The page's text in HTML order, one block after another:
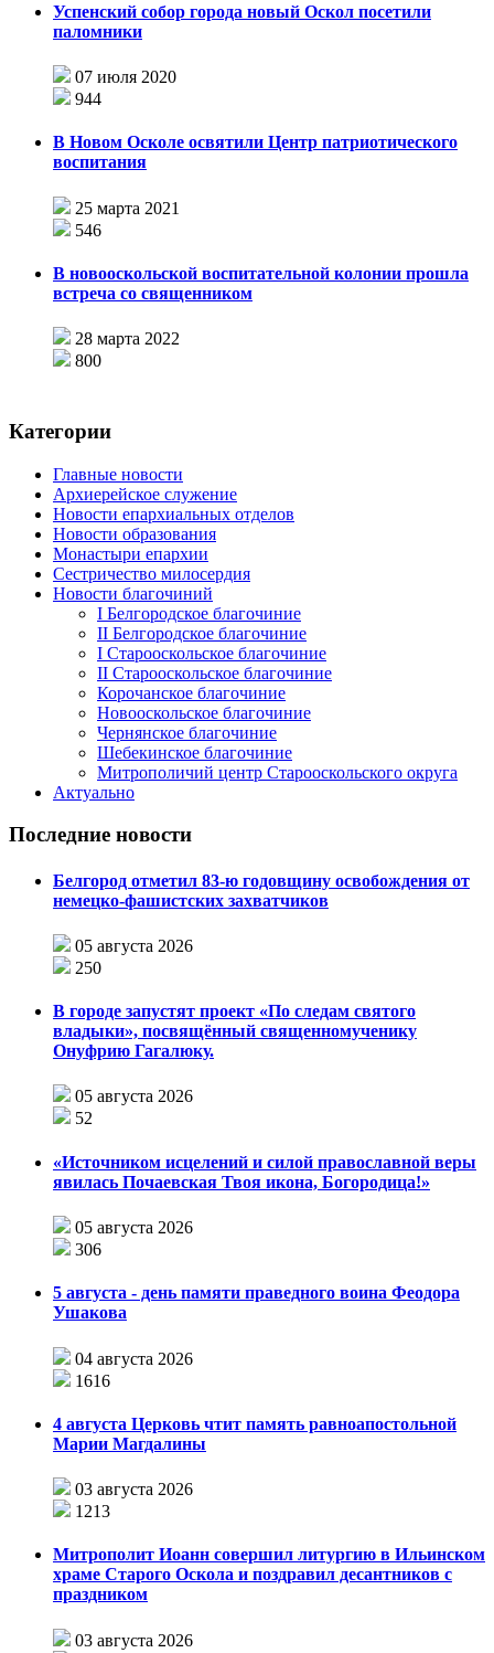
Успенский собор города новый Оскол посетили
паломники
07 июля 2020
944
В Новом Осколе освятили Центр патриотического
воспитания
25 марта 2021
546
В новооскольской воспитательной колонии прошла
встреча со священником
28 марта 2022
800
Категории
Главные новости
Архиерейское служение
Новости епархиальных отделов
Новости образования
Монастыри епархии
Сестричество милосердия
Новости благочиний
I Белгородское благочиние
II Белгородское благочиние
I Старооскольское благочиние
II Старооскольское благочиние
Корочанское благочиние
Новооскольское благочиние
Чернянское благочиние
Шебекинское благочиние
Митрополичий центр Старооскольского округа
Актуально
Последние новости
Белгород отметил 83-ю годовщину освобождения от
немецко-фашистских захватчиков
05 августа 2026
250
В городе запустят проект «По следам святого
владыки», посвящённый священномученику
Онуфрию Гагалюку.
05 августа 2026
52
«Источником исцелений и силой православной веры
явилась Почаевская Твоя икона, Богородица!»
05 августа 2026
306
5 августа - день памяти праведного воина Феодора
Ушакова
04 августа 2026
1616
4 августа Церковь чтит память равноапостольной
Марии Магдалины
03 августа 2026
1213
Митрополит Иоанн совершил литургию в Ильинском
храме Старого Оскола и поздравил десантников с
праздником
03 августа 2026